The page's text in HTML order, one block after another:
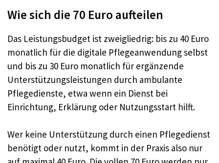
Wie sich die 70 Euro aufteilen
Das Leistungsbudget ist zweigliedrig: bis zu 40 Euro
monatlich für die digitale Pflegeanwendung selbst
und bis zu 30 Euro monatlich für ergänzende
Unterstützungsleistungen durch ambulante
Pflegedienste, etwa wenn ein Dienst bei
Einrichtung, Erklärung oder Nutzungsstart hilft.
Wer keine Unterstützung durch einen Pflegedienst
benötigt oder nutzt, kommt in der Praxis also nur